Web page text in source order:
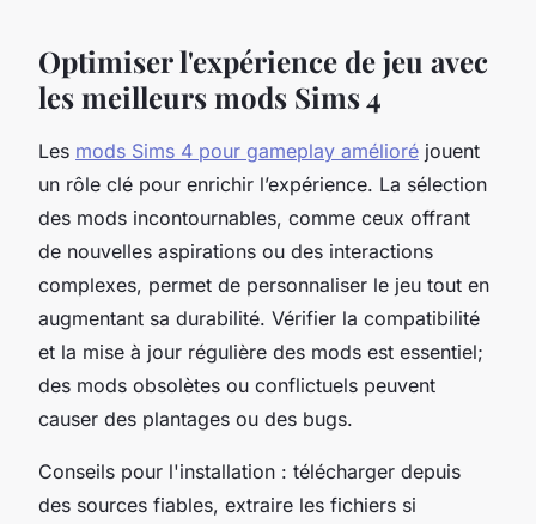
Optimiser l'expérience de jeu avec
les meilleurs mods Sims 4
Les mods Sims 4 pour gameplay amélioré jouent
un rôle clé pour enrichir l’expérience. La sélection
des mods incontournables, comme ceux offrant
de nouvelles aspirations ou des interactions
complexes, permet de personnaliser le jeu tout en
augmentant sa durabilité. Vérifier la compatibilité
et la mise à jour régulière des mods est essentiel;
des mods obsolètes ou conflictuels peuvent
causer des plantages ou des bugs.
Conseils pour l'installation : télécharger depuis
des sources fiables, extraire les fichiers si